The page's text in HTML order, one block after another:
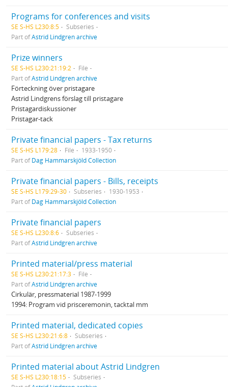
Programs for conferences and visits
SE S-HS L230:8:5
Subseries
Part ofAstrid Lindgren archive
Prize winners
SE S-HS L230:21:19:2
File
Part ofAstrid Lindgren archive
Förteckning över pristagare
Astrid Lindgrens förslag till pristagare
Pristagardiskussioner
Pristagar-tack
Private financial papers - Tax returns
SE S-HS L179:28 File
1933-1950
Part ofDag Hammarskjöld Collection
Private financial papers - Bills, receipts
SE S-HS L179:29-30 Subseries
1930-1953
Part ofDag Hammarskjöld Collection
Private financial papers
SE S-HS L230:8:6
Subseries
Part ofAstrid Lindgren archive
Printed material/press material
SE S-HS L230:21:17:3
File
Part ofAstrid Lindgren archive
Cirkulär, pressmaterial 1987-1999
1994: Program vid prisceremonin, tacktal mm
Printed material, dedicated copies
SE S-HS L230:21:6:8
Subseries
Part ofAstrid Lindgren archive
Printed material about Astrid Lindgren
SE S-HS L230:18:15
Subseries